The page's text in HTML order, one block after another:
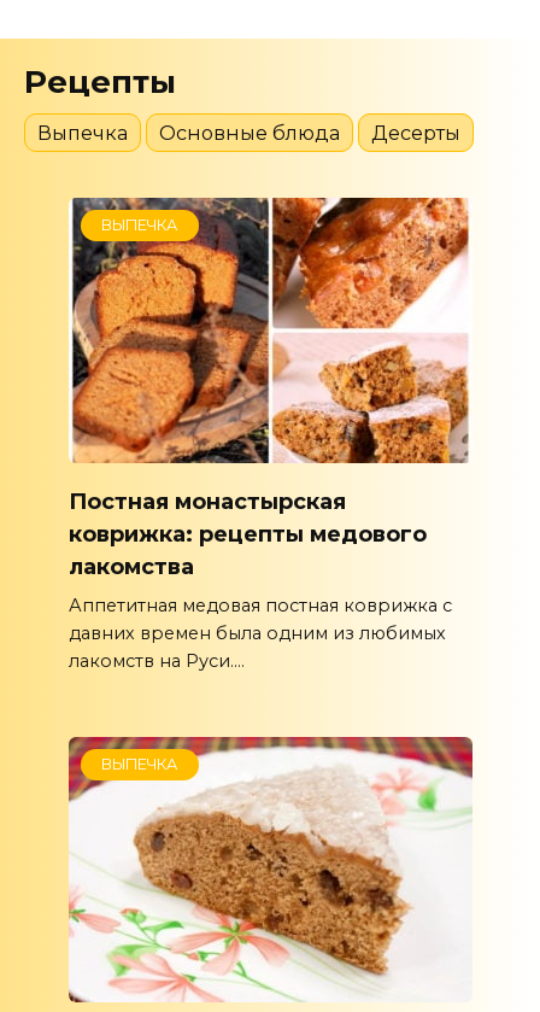
Рецепты
Выпечка Основные блюда Десерты
ВЫПЕЧКА
Постная монастырская
коврижка: рецепты медового
лакомства
Аппетитная медовая постная коврижка с
давних времен была одним из любимых
лакомств на Руси....
ВЫПЕЧКА